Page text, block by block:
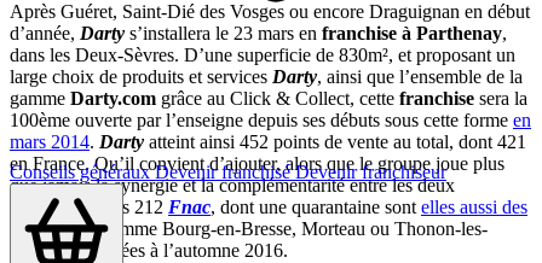
Conseils générauxDevenir franchiséDevenir franchiseur
Après Guéret, Saint-Dié des Vosges ou encore Draguignan en début
d’année, Darty s’installera le 23 mars en franchise à Parthenay,
dans les Deux-Sèvres. D’une superficie de 830m², et proposant un
large choix de produits et services Darty, ainsi que l’ensemble de la
gamme Darty.com grâce au Click & Collect, cette franchise sera la
100ème ouverte par l’enseigne depuis ses débuts sous cette forme en
mars 2014. Darty atteint ainsi 452 points de vente au total, dont 421
en France. Qu’il convient d’ajouter, alors que le groupe joue plus
que jamais la synergie et la complémentarité entre les deux
enseignes, à ses 212 Fnac, dont une quarantaine sont elles aussi des
franchises, comme Bourg-en-Bresse, Morteau ou Thonon-les-
Bains, inaugurées à l’automne 2016.